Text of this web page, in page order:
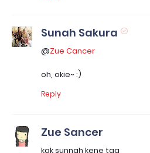
Sunah Sakura
@Zue Cancer
oh, okie~ :)
Reply
Zue Sancer
kak sunnah kene tag